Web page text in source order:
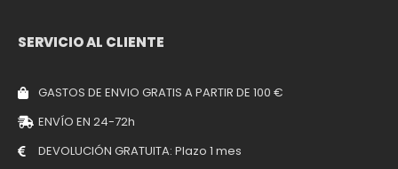
SERVICIO AL CLIENTE
GASTOS DE ENVIO GRATIS A PARTIR DE 100 €
ENVÍO EN 24-72h
DEVOLUCIÓN GRATUITA: Plazo 1 mes